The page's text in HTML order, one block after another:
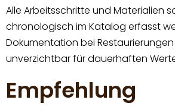
Alle Arbeitsschritte und Materialien
chronologisch im Katalog erfasst
Dokumentation bei
unverzichtbar für dauerhaften
Empfehlung